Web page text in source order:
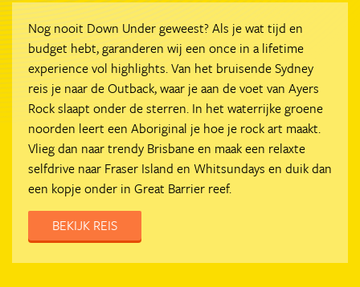
Nog nooit Down Under geweest? Als je wat tijd en
budget hebt, garanderen wij een once in a lifetime
experience vol highlights. Van het bruisende Sydney
reis je naar de Outback, waar je aan de voet van Ayers
Rock slaapt onder de sterren. In het waterrijke groene
noorden leert een Aboriginal je hoe je rock art maakt.
Vlieg dan naar trendy Brisbane en maak een relaxte
selfdrive naar Fraser Island en Whitsundays en duik dan
een kopje onder in Great Barrier reef.
BEKIJK REIS